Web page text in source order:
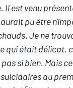
Il est venu
pu être
Je ne
qui était délicat,
si bien. Mais
au